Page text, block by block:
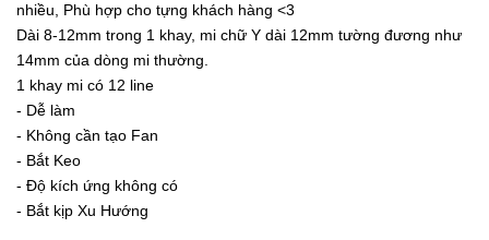
nhiều, Phù hợp cho tựng khách hàng <3
Dài 8-12mm trong 1 khay, mi chữ Y dài 12mm tường đương như
14mm của dòng mi thường.
1 khay mi có 12 line
- Dễ làm
- Không cần tạo Fan
- Bắt Keo
- Độ kích ứng không có
- Bắt kịp Xu Hướng